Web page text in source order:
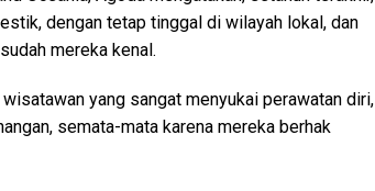
dengan tetap tinggal di wilayah lokal, dan
mereka kenal.
yang sangat menyukai perawatan diri,
semata-mata karena mereka berhak